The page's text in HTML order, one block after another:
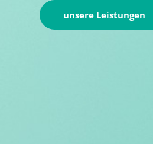
unsere Leistungen